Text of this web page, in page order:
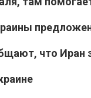
что Иран